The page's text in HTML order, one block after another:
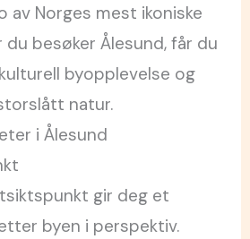
av Norges mest ikoniske
du besøker Ålesund, får du
byopplevelse og
natur.
i Ålesund
gir deg et
byen i perspektiv.